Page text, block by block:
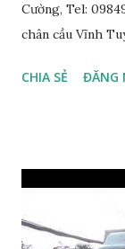
Cường, Tel:
chân cầu Vĩnh
Cổ Linh, ngõ
lý: sổ đỏ chính
khách thiện chí
tiện ích xung
CHIA SẺ ĐĂNG